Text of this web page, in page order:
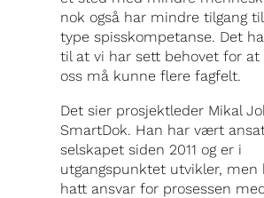
nok også har mindre tilgang
type spisskompetanse. Det
til at vi har sett behovet for at
oss må kunne flere fagfelt.
Det sier prosjektleder Mikal
SmartDok. Han har vært
selskapet siden 2011 og er i
utgangspunktet utvikler, men
hatt ansvar for prosessen